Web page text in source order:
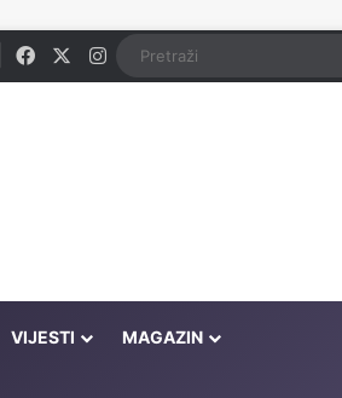
FacebookInstagram
VIJESTI MAGAZIN